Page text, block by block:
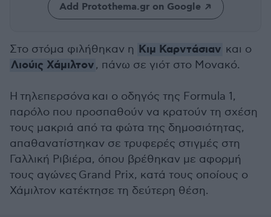
Add Protothema.gr on Google
Στο στόμα φιλήθηκαν η Κιμ Καρντάσιαν και ο
Λιούις Χάμιλτον, πάνω σε γιότ στο Μονακό.
Η τηλεπερσόνα και ο οδηγός της Formula 1,
παρόλο που προσπαθούν να κρατούν τη σχέση
τους μακριά από τα φώτα της δημοσιότητας,
απαθανατίστηκαν σε τρυφερές στιγμές στη
Γαλλική Ριβιέρα, όπου βρέθηκαν με αφορμή
τους αγώνες Grand Prix, κατά τους οποίους ο
Χάμιλτον κατέκτησε τη δεύτερη θέση.